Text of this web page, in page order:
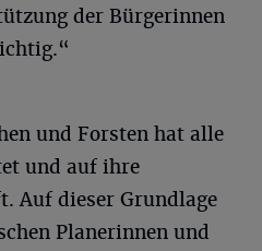
der Bürgerinnen
und Forsten hat alle
und auf ihre
Auf dieser Grundlage
Planerinnen und